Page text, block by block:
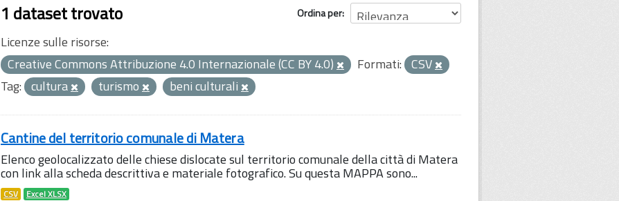
Ordina per
1 dataset trovato
Licenze sulle risorse:
Creative Commons Attribuzione 4.0 Internazionale (CC BY 4.0)
Formati: CSV
Tag: cultura turismo beni culturali
Cantine del territorio comunale di Matera
Elenco geolocalizzato delle chiese dislocate sul territorio comunale della città di Matera
con link alla scheda descrittiva e materiale fotografico. Su questa MAPPA sono...
CSV Excel XLSX